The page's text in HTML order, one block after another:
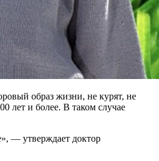
образ жизни, не курят, не
лет и более. В таком случае
— утверждает доктор